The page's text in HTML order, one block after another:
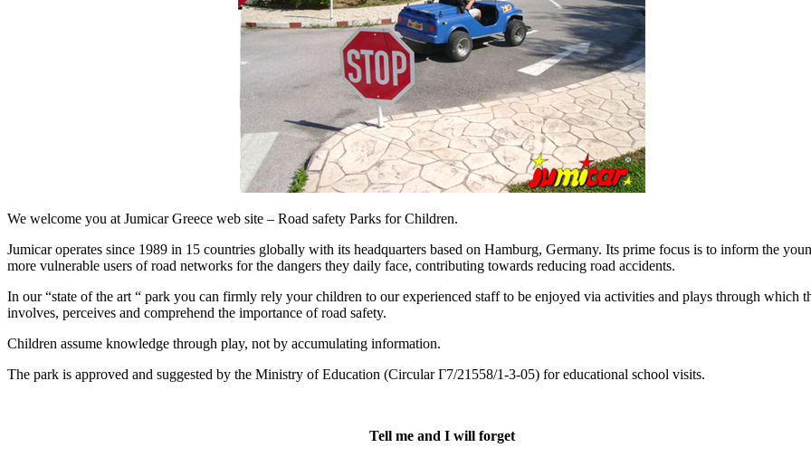
We welcome you at Jumicar Greece web site – Road safety Parks for Children.
Jumicar operates since 1989 in 15 countries globally with its headquarters based on Hamburg, Germany. Its prime focus is to inform the
more vulnerable users of road networks for the dangers they daily face, contributing towards reducing road accidents.
In our “state of the art “ park you can firmly rely your children to our experienced staff to be enjoyed via activities and plays through which
involves, perceives and comprehend the importance of road safety.
Children assume knowledge through play, not by accumulating information.
The park is approved and suggested by the Ministry of Education (Circular Γ7/21558/1-3-05) for educational school visits.
Tell me and I will forget